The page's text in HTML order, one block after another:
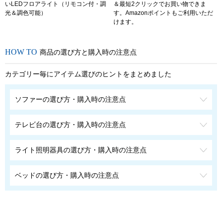
いLEDフロアライト（リモコン付・調
光＆調色可能）
＆最短2クリックでお買い物できま
す。Amazonポイントもご利用いただ
けます。
商品の選び方と購入時の注意点
カテゴリー毎にアイテム選びのヒントをまとめました
ソファーの選び方・購入時の注意点
テレビ台の選び方・購入時の注意点
ライト照明器具の選び方・購入時の注意点
ベッドの選び方・購入時の注意点